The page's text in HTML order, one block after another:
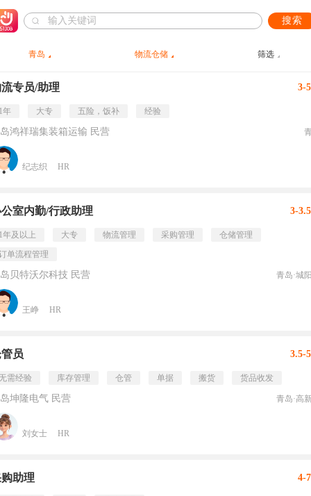
搜索
青岛 物流仓储 筛选
专员/助理 3-
年 大专 五险，饭补 经验
鸿祥瑞集装箱运输 民营
纪志织 HR
室内勤/行政助理 3-
年及以上 大专 物流管理 采购管理
仓储管理
单流程管理
贝特沃尔科技 民营 青岛·城
王峥 HR
员 3.5-
需经验 库存管理 仓管 单据 搬货 货品收发
坤隆电气 民营 青岛·高
刘女士 HR
助理 4-